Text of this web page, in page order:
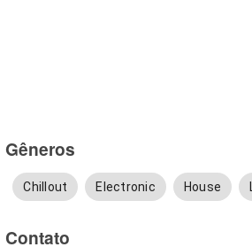
Gêneros
Chillout Electronic House
Contato